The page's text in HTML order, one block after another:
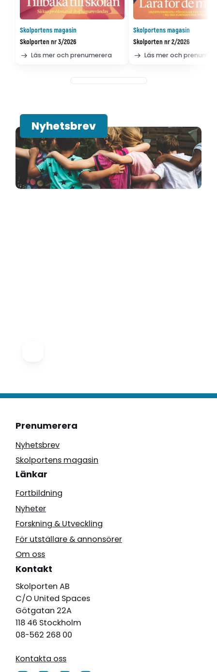
Skolportens magasin
Skolporten nr 3/2026
Läs mer och prenumerera
Skolportens magasin
Skolporten nr 2/2026
Läs mer och
Nyhetsbrev
Prenumerera
Nyhetsbrev
Skolportens magasin
Länkar
Fortbildning
Nyheter
Forskning & Utveckling
För utställare & annonsörer
Om oss
Kontakt
Skolporten AB
C/O United Spaces
Götgatan 22A
118 46 Stockholm
08-562 268 00
Kontakta oss